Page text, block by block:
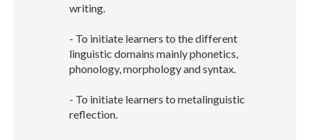
writing.
- To initiate learners to the different
linguistic domains mainly phonetics,
phonology, morphology and syntax.
- To initiate learners to metalinguistic
reflection.